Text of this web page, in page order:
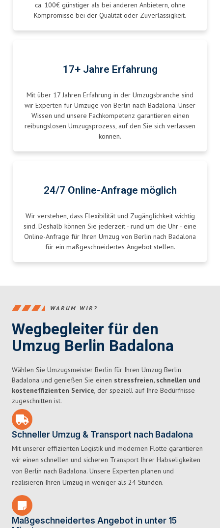
ca. 100€ günstiger als bei anderen Anbietern, ohne
Kompromisse bei der Qualität oder Zuverlässigkeit.
17+ Jahre Erfahrung
Mit über 17 Jahren Erfahrung in der Umzugsbranche sind
wir Experten für Umzüge von Berlin nach Badalona. Unser
Wissen und unsere Fachkompetenz garantieren einen
reibungslosen Umzugsprozess, auf den Sie sich verlassen
können.
24/7 Online-Anfrage möglich
Wir verstehen, dass Flexibilität und Zugänglichkeit wichtig
sind. Deshalb können Sie jederzeit - rund um die Uhr - eine
Online-Anfrage für Ihren Umzug von Berlin nach Badalona
für ein maßgeschneidertes Angebot stellen.
WARUM WIR?
Wegbegleiter für den
Umzug Berlin Badalona
Wählen Sie Umzugsmeister Berlin für Ihren Umzug Berlin
Badalona und genießen Sie einen stressfreien, schnellen und
kosteneffizienten Service, der speziell auf Ihre Bedürfnisse
zugeschnitten ist.
Schneller Umzug & Transport nach Badalona
Mit unserer effizienten Logistik und modernen Flotte garantieren
wir einen schnellen und sicheren Transport Ihrer Habseligkeiten
von Berlin nach Badalona. Unsere Experten planen und
realisieren Ihren Umzug in weniger als 24 Stunden.
Maßgeschneidertes Angebot in unter 15